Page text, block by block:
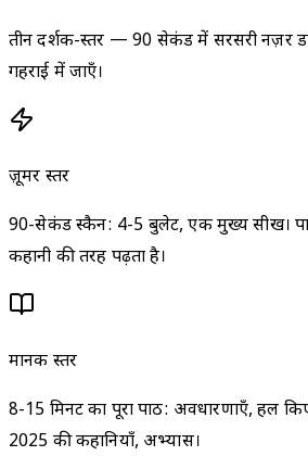
तीन दर्शक-स्तर — 90 सेकंड में सरसरी नज़र
गहराई में जाएँ।
ज़ूमर स्तर
90-सेकंड स्कैन: 4-5 बुलेट, एक मुख्य सीख।
कहानी की तरह पढ़ता है।
मानक स्तर
8-15 मिनट का पूरा पाठ: अवधारणाएँ, हल
2025 की कहानियाँ, अभ्यास।